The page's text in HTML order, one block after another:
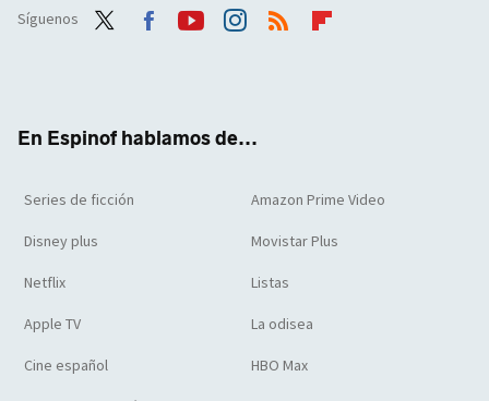
Síguenos
En Espinof hablamos de...
Series de ficción Amazon Prime Video
Disney plus Movistar Plus
Netflix Listas
Apple TV La odisea
Cine español HBO Max